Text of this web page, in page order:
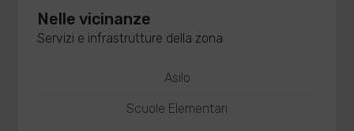
Nelle vicinanze
Servizi e infrastrutture della zona
Asilo
Scuole Elementari